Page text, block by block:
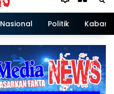
Nasional Politik Kabar